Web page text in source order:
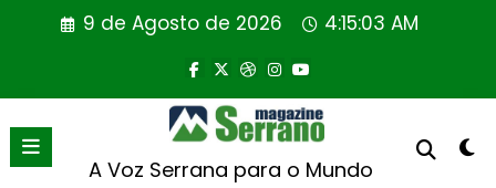
9 de Agosto de 2026 4:15:04 AM
A Voz Serrana para o Mundo